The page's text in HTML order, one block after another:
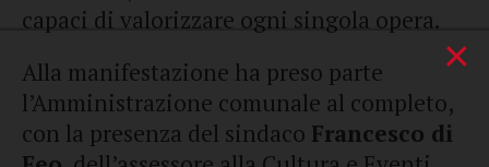
capaci di valorizzare ogni singola opera.
Alla manifestazione ha preso parte
l’Amministrazione comunale al completo,
con la presenza del sindaco Francesco di
×